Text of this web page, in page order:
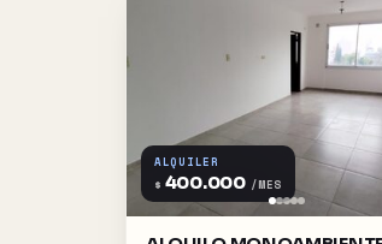
ALQUILER
$ 400.000 /MES